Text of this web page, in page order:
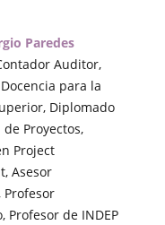
Paredes
Auditor,
para la
Diplomado
Proyectos,
Project
Asesor
Profesor de INDEP